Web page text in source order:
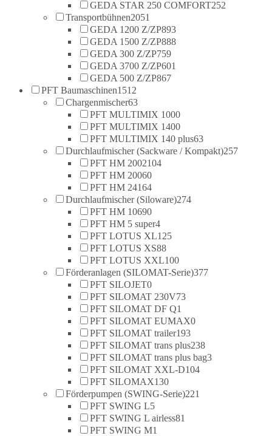
GEDA STAR 250 COMFORT252
Transportbühnen2051
GEDA 1200 Z/ZP893
GEDA 1500 Z/ZP888
GEDA 300 Z/ZP759
GEDA 3700 Z/ZP601
GEDA 500 Z/ZP867
PFT Baumaschinen1512
Chargenmischer63
PFT MULTIMIX 1000
PFT MULTIMIX 1400
PFT MULTIMIX 140 plus63
Durchlaufmischer (Sackware / Kompakt)257
PFT HM 2002104
PFT HM 20060
PFT HM 24164
Durchlaufmischer (Siloware)274
PFT HM 10690
PFT HM 5 super4
PFT LOTUS XL125
PFT LOTUS XS88
PFT LOTUS XXL100
Förderanlagen (SILOMAT-Serie)377
PFT SILOJET0
PFT SILOMAT 230V73
PFT SILOMAT DF Q1
PFT SILOMAT EUMAX0
PFT SILOMAT trailer193
PFT SILOMAT trans plus238
PFT SILOMAT trans plus bag3
PFT SILOMAT XXL-D104
PFT SILOMAX130
Förderpumpen (SWING-Serie)221
PFT SWING L5
PFT SWING L airless81
PFT SWING M1